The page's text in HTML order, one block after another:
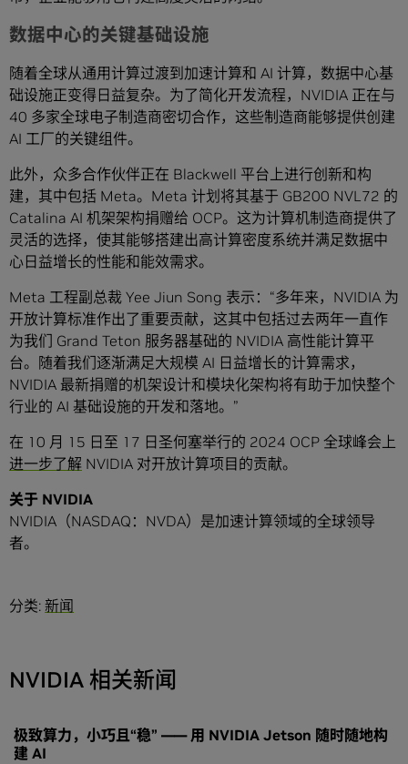
数据中心的关键基础设施
随着全球从通用计算过渡到加速计算和 AI 计算，数据中心基
础设施正变得日益复杂。为了简化开发流程，NVIDIA 正在与
40 多家全球电子制造商密切合作，这些制造商能够提供创建
AI 工厂的关键组件。
此外，众多合作伙伴正在 Blackwell 平台上进行创新和构
建，其中包括 Meta。Meta 计划将其基于 GB200 NVL72 的
Catalina AI 机架架构捐赠给 OCP。这为计算机制造商提供了
灵活的选择，使其能够搭建出高计算密度系统并满足数据中
心日益增长的性能和能效需求。
Meta 工程副总裁 Yee Jiun Song 表示：“多年来，NVIDIA 为
开放计算标准作出了重要贡献，这其中包括过去两年一直作
为我们 Grand Teton 服务器基础的 NVIDIA 高性能计算平
台。随着我们逐渐满足大规模 AI 日益增长的计算需求，
NVIDIA 最新捐赠的机架设计和模块化架构将有助于加快整个
行业的 AI 基础设施的开发和落地。”
在 10 月 15 日至 17 日圣何塞举行的 2024 OCP 全球峰会上
进一步了解 NVIDIA 对开放计算项目的贡献。
关于 NVIDIA
NVIDIA（NASDAQ：NVDA）是加速计算领域的全球领导
者。
分类: 新闻
NVIDIA 相关新闻
极致算力，小巧且“稳” —— 用 NVIDIA Jetson 随时随地构
建 AI